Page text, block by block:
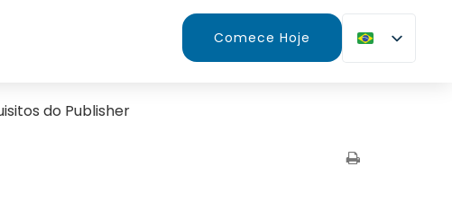
Comece Hoje
do Publisher